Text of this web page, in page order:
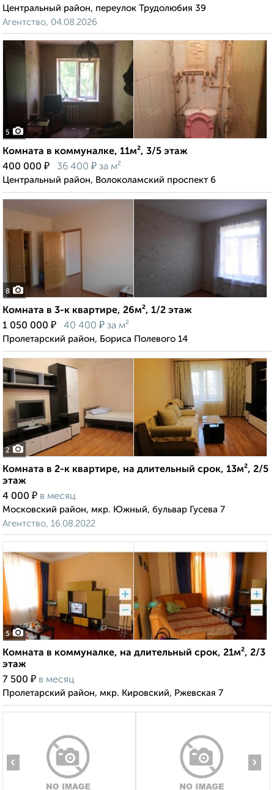
Центральный район, переулок Трудолюбия 39
Агентство, 04.08.2026
5
Комната в коммуналке, 11м², 3/5 этаж
400 000 ₽ 36 400 ₽ за м²
Центральный район, Волоколамский проспект 6
8
Комната в 3-к квартире, 26м², 1/2 этаж
1 050 000 ₽ 40 400 ₽ за м²
Пролетарский район, Бориса Полевого 14
2
Комната в 2-к квартире, на длительный срок, 13м², 2/5
этаж
4 000 ₽ в месяц
Московский район, мкр. Южный, бульвар Гусева 7
Агентство, 16.08.2022
5
Комната в коммуналке, на длительный срок, 21м², 2/3
этаж
7 500 ₽ в месяц
Пролетарский район, мкр. Кировский, Ржевская 7
‹ ›